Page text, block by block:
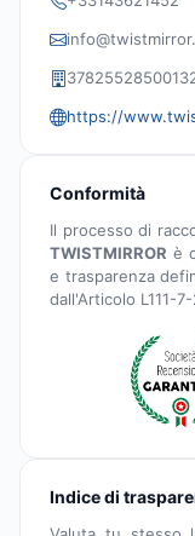
https://
Conformità
Il processo di
TWISTMIRROR è
e trasparenza
dall'Articolo L111-
Indice di